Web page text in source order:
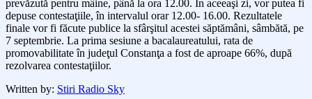
prevăzută pentru mâine, până la ora 12.00. În aceeaşi zi, vor putea fi
depuse contestaţiile, în intervalul orar 12.00- 16.00. Rezultatele
finale vor fi făcute publice la sfârşitul acestei săptămâni, sâmbătă, pe
7 septembrie. La prima sesiune a bacalaureatului, rata de
promovabilitate în judeţul Constanţa a fost de aproape 66%, după
rezolvarea contestaţiilor.
Written by: Stiri Radio Sky